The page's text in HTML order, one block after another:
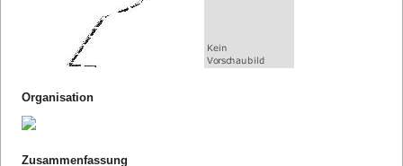
Organisation
Zusammenfassung